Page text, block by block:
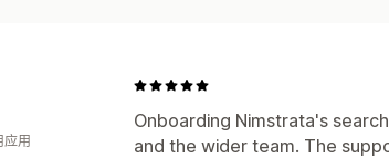
Onboarding Nimstrata's
and the wider team. The
应用